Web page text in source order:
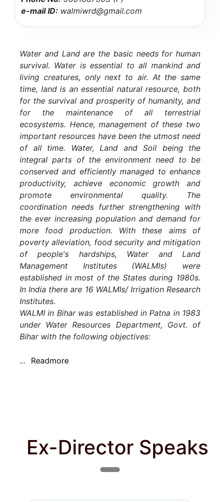
Campus Training) WRD, Govt. of
Read more...
Training
Induction Course for Newly
Appointed Junior Engineers (On
Campus Training) WRD, Govt. of
Bihar. (Per...
Read more...
Induction Course for Newly
Appointed Junior Engineers (On
e-mail ID: walmiwrd@gmail.com
Water and Land are the basic needs for human
survival. Water is essential to all mankind and
living creatures, only next to air. At the same
time, land is an essential natural resource, both
for the survival and prosperity of humanity, and
for the maintenance of all terrestrial
ecosystems. Hence, management of these two
important resources have been the utmost need
of all time. Water, Land and Soil being the
integral parts of the environment need to be
conserved and efficiently managed to enhance
productivity, achieve economic growth and
promote environmental quality. The
coordination needs further strengthening with
the ever increasing population and demand for
more food production. With these aims of
poverty alleviation, food security and mitigation
of people's hardships, Water and Land
Management Institutes (WALMIs) were
established in most of the States during 1980s.
In India there are 16 WALMIs/ Irrigation Research
Institutes.
WALMI in Bihar was established in Patna in 1983
under Water Resources Department, Govt. of
Bihar with the following objectives:
... Readmore
Ex-Director Speaks